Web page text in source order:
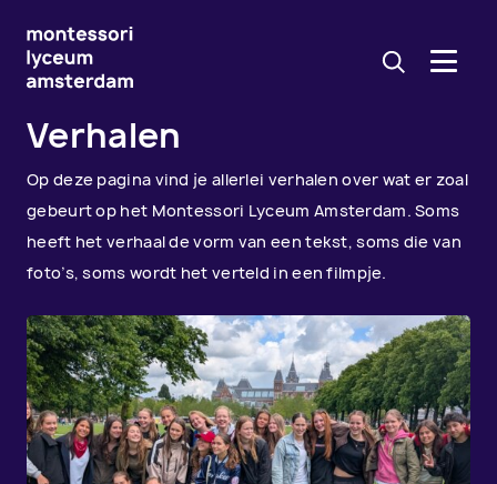
Verhalen
Op deze pagina vind je allerlei verhalen over wat er zoal
gebeurt op het Montessori Lyceum Amsterdam. Soms
heeft het verhaal de vorm van een tekst, soms die van
foto’s, soms wordt het verteld in een filmpje.